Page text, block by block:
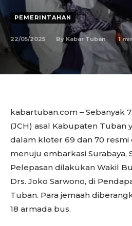
PEMERINTAHAN
22/05/2025 By Kabar Tuban 1
kabartuban.com – Sebanyak
(JCH) asal Kabupaten Tuban
dalam kloter 69 dan 70
menuju embarkasi Surabaya,
Pelepasan dilakukan Wakil
Drs. Joko Sarwono, di
Tuban. Para jemaah
18 armada bus.